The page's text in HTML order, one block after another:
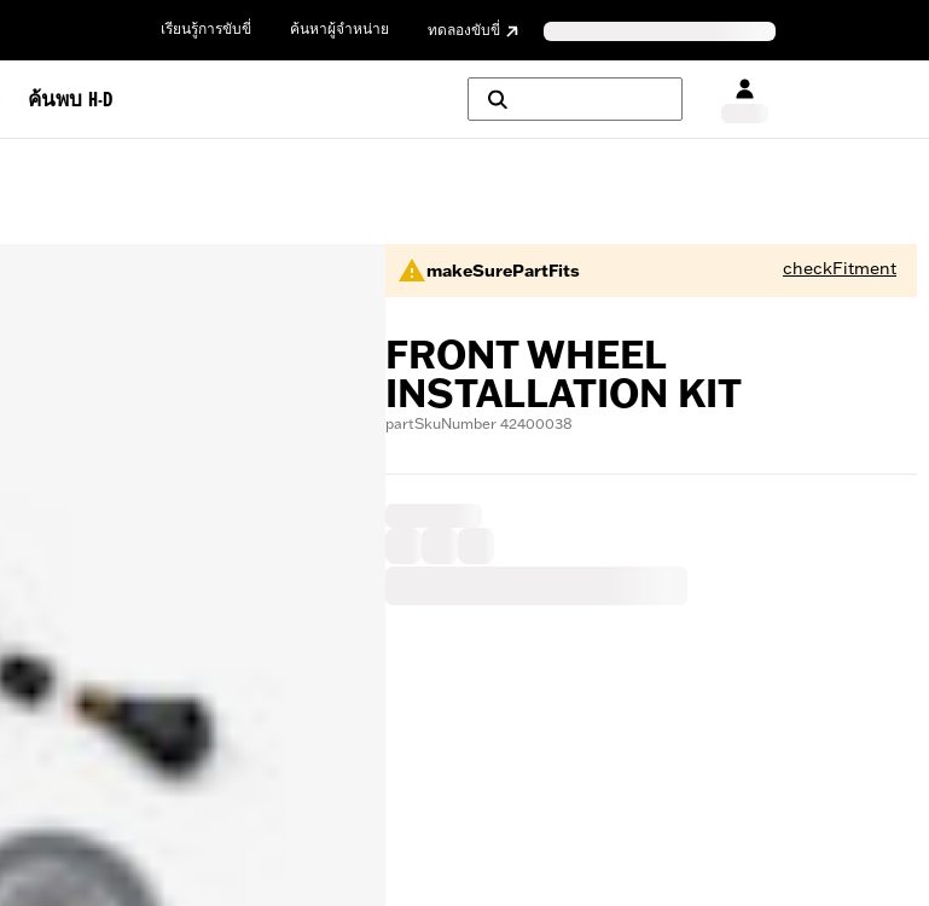
เรียนรู้การขับขี่ ค้นหาผู้จำหน่าย ทดลองขับขี่
ค้นพบ H-D
makeSurePartFits checkFitment
FRONT WHEEL
INSTALLATION KIT
partSkuNumber 42400038